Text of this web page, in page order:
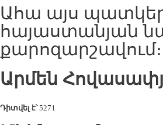
Ահա այս
հայաստանյան
քարոզարշավում։
Արմեն
Դիտվել է՝5271